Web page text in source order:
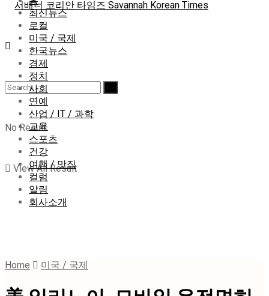
No Result
View All Result
최신뉴스
로컬
미국 / 국제
한국뉴스
경제
정치
사회
연예
산업 / IT / 과학
교육
스포츠
건강
여행 / 맛집
컬럼
알림
회사소개
Home 미국 / 국제